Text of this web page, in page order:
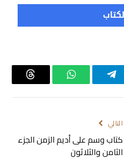
تيلقرام واتساب
التالي
كتاب وسم على أديم الزمن الجزء
الثامن والثلاثون